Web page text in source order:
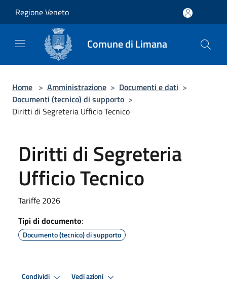
Regione Veneto
Comune di Limana
Home > Amministrazione > Documenti e dati >
Documenti (tecnico) di supporto >
Diritti di Segreteria Ufficio Tecnico
Diritti di Segreteria
Ufficio Tecnico
Tariffe 2026
Tipi di documento:
Documento (tecnico) di supporto
Condividi Vedi azioni